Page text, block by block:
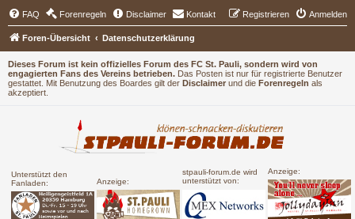
Dieses Forum ist kein offizielles Forum des FC St. Pauli, sondern wird von
engagierten Fans des Vereins betrieben. Das Posten ist nur für registrierte Benutzer
gestattet. Mit Benutzung des Boardes gilt der Disclaimer und die Forenregeln als
akzeptiert.
Unterstützt den
Fanladen:
Anzeige:
stpauli-forum.de wird
unterstützt von:
Anzeige:
FAQ Forenregeln Disclaimer Kontakt Anmelden
Registrieren
Foren-Übersicht Datenschutzerklärung